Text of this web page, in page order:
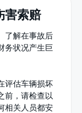
害索赔
了解在事故后
务状况产生巨
评估车辆损坏
前，请检查以
相关人员都安